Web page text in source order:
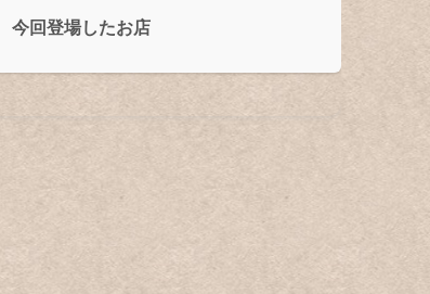
今回登場したお店